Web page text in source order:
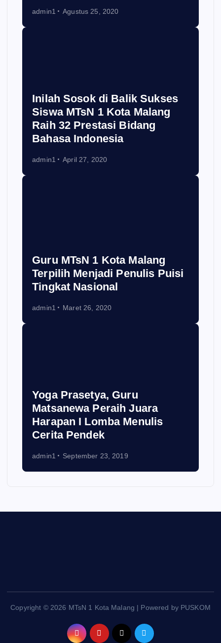
admin1 Agustus 25, 2020
Inilah Sosok di Balik Sukses
Siswa MTsN 1 Kota Malang
Raih 32 Prestasi Bidang
Bahasa Indonesia
admin1 April 27, 2020
Guru MTsN 1 Kota Malang
Terpilih Menjadi Penulis Puisi
Tingkat Nasional
admin1 Maret 26, 2020
Yoga Prasetya, Guru
Matsanewa Peraih Juara
Harapan I Lomba Menulis
Cerita Pendek
admin1 September 23, 2019
Copyright © 2026 MTsN 1 Kota Malang | Powered by PUSKOM